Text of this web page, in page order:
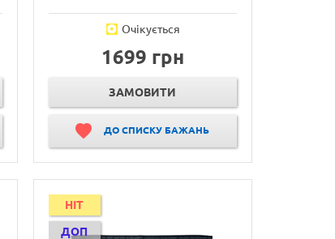
Очікується
1699 грн
ЗАМОВИТИ
ДО СПИСКУ БАЖАНЬ
HIT
ДОП